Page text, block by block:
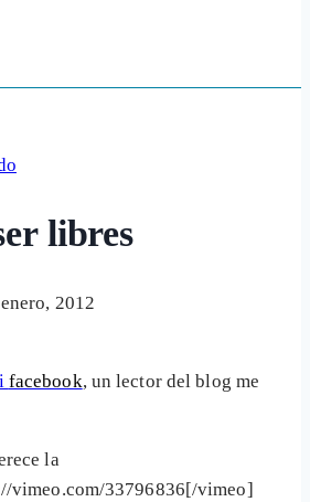
libres
2012
facebook, un lector del blog me
la
vimeo.com/33796836[/vimeo]